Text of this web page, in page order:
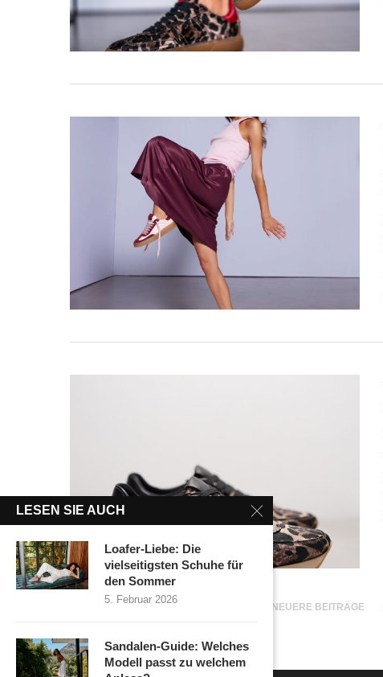
NEUERE BEITRÄGE
LESEN SIE AUCH
Loafer-Liebe: Die
vielseitigsten Schuhe für
den Sommer
5. Februar 2026
Sandalen-Guide: Welches
Modell passt zu welchem